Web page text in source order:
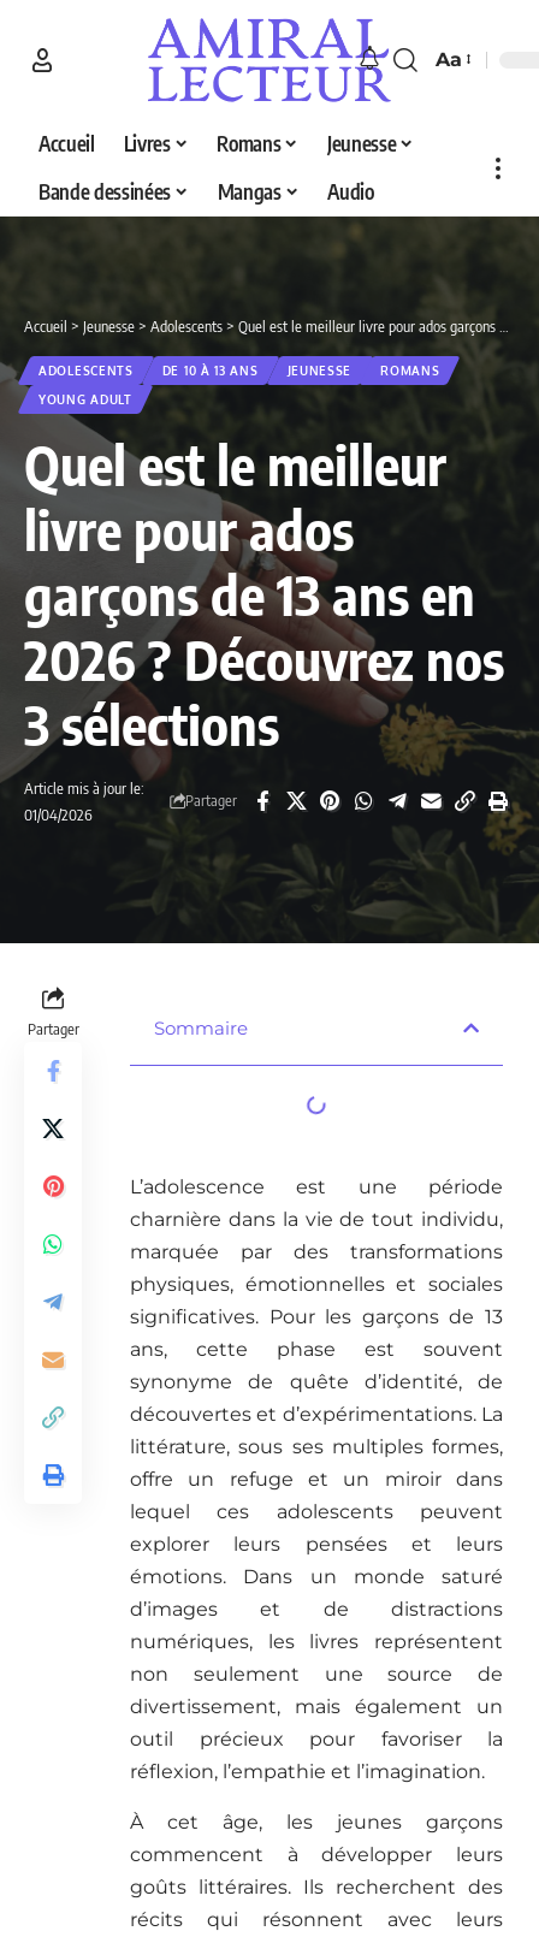
Aa
Accueil Livres Romans
Jeunesse
Bande dessinées
Mangas Audio
Accueil > Jeunesse> Adolescents> Quel est le meilleur livre pour ados garçons de 13 ans en 2026 ? Découvrez nos 3 sélections
ADOLESCENTS DE 10 À 13 ANS JEUNESSE
ROMANS
YOUNG ADULT
Quel est le meilleur
livre pour ados
garçons de 13 ans en
2026 ? Découvrez nos
3 sélections
Article mis à jour le:
01/04/2026
Partager
Partager Sommaire
L’adolescence est une période
charnière dans la vie de tout individu,
marquée par des transformations
physiques, émotionnelles et sociales
significatives. Pour les garçons de 13
ans, cette phase est souvent
synonyme de quête d’identité, de
découvertes et d’expérimentations. La
littérature, sous ses multiples formes,
offre un refuge et un miroir dans
lequel ces adolescents peuvent
explorer leurs pensées et leurs
émotions. Dans un monde saturé
d’images et de distractions
numériques, les livres représentent
non seulement une source de
divertissement, mais également un
outil précieux pour favoriser la
réflexion, l’empathie et l’imagination.
À cet âge, les jeunes garçons
commencent à développer leurs
goûts littéraires. Ils recherchent des
récits qui résonnent avec leurs